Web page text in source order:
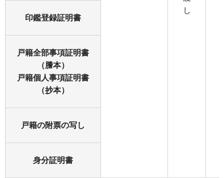
し
印鑑登録証明書
戸籍全部事項証明書
（謄本）
戸籍個人事項証明書
（抄本）
戸籍の附票の写し
身分証明書